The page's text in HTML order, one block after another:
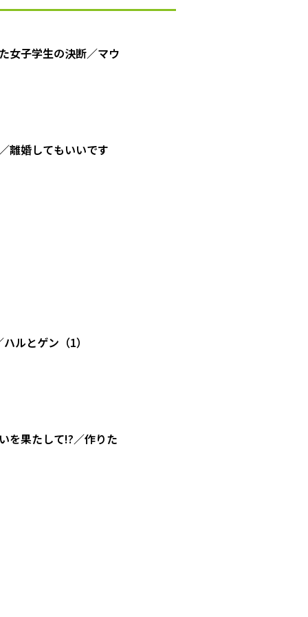
女子学生の決断／マウ
離婚してもいいです
ルとゲン（1）
を果たして!?／作りた